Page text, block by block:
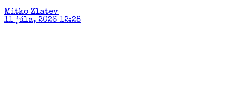
Mitko Zlatev
11 júla, 2026 12:28